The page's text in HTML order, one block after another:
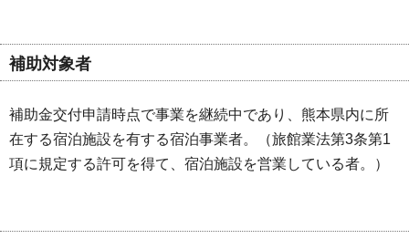
補助対象者
補助金交付申請時点で事業を継続中であり、熊本県内に所
在する宿泊施設を有する宿泊事業者。（旅館業法第3条第1
項に規定する許可を得て、宿泊施設を営業している者。）